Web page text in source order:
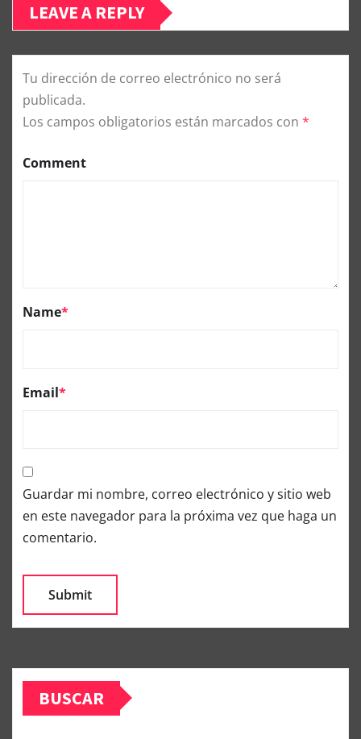
LEAVE A REPLY
Tu dirección de correo electrónico no será
publicada.
Los campos obligatorios están marcados con *
Comment
Name*
Email*
Guardar mi nombre, correo electrónico y sitio web
en este navegador para la próxima vez que haga un
comentario.
BUSCAR